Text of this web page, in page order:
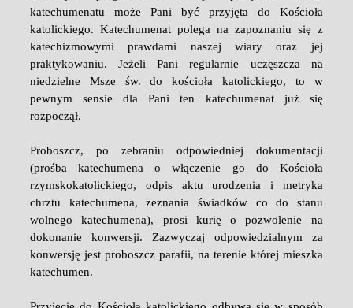
katechumenatu może Pani być przyjęta do Kościoła
katolickiego. Katechumenat polega na zapoznaniu się z
katechizmowymi prawdami naszej wiary oraz jej
praktykowaniu. Jeżeli Pani regularnie uczęszcza na
niedzielne Msze św. do kościoła katolickiego, to w
pewnym sensie dla Pani ten katechumenat już się
rozpoczął.
Proboszcz, po zebraniu odpowiedniej dokumentacji
(prośba katechumena o włączenie go do Kościoła
rzymskokatolickiego, odpis aktu urodzenia i metryka
chrztu katechumena, zeznania świadków co do stanu
wolnego katechumena), prosi kurię o pozwolenie na
dokonanie konwersji. Zazwyczaj odpowiedzialnym za
konwersję jest proboszcz parafii, na terenie której mieszka
katechumen.